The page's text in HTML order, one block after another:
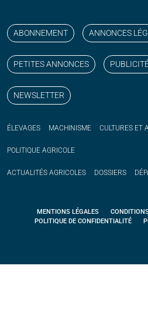
ABONNEMENT ANNONCES
PETITES ANNONCES
NEWSLETTER
ÉLEVAGES MACHINISME CULTURES ET
POLITIQUE AGRICOLE
ACTUALITÉS AGRICOLES DOSSIERS
MENTIONS LÉGALES
POLITIQUE DE CONFIDENTIALITÉ